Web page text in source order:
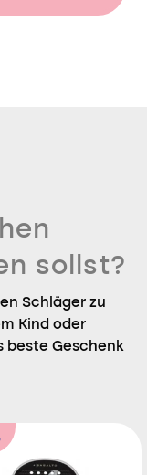
sollst?
Schläger zu
Kind oder
beste Geschenk